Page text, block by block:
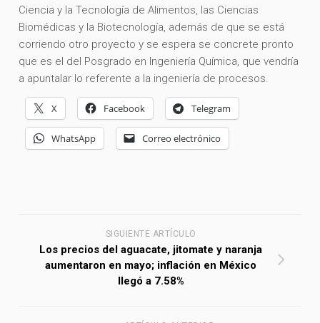
Ciencia y la Tecnología de Alimentos, las Ciencias
Biomédicas y la Biotecnología, además de que se está
corriendo otro proyecto y se espera se concrete pronto
que es el del Posgrado en Ingeniería Química, que vendría
a apuntalar lo referente a la ingeniería de procesos.
X Facebook Telegram
WhatsApp Correo electrónico
SIGUIENTE ARTÍCULO
Los precios del aguacate, jitomate y naranja
aumentaron en mayo; inflación en México
llegó a 7.58%